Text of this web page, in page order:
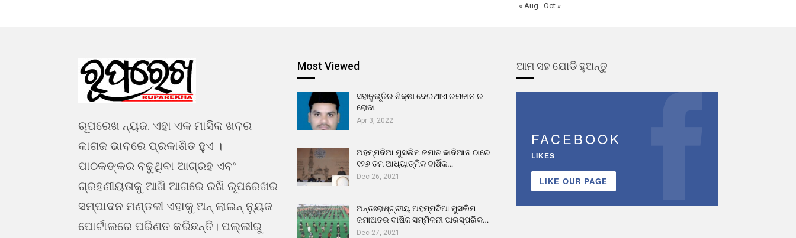
« Aug
Oct »
ରୂପରେଖ ନ୍ୟଜ. ଏହା ଏକ ମାସିକ ଖବର
କାଗଜ ଭାବରେ ପ୍ରକାଶିତ ହୁଏ ।
ପାଠକଙ୍କର ବଢୁଥିବା ଆଗ୍ରହ ଏବଂ
ଗ୍ରହଣୀୟତାକୁ ଆଖି ଆଗରେ ରଖି ରୂପରେଖର
ସମ୍ପାଦନ ମଣ୍ଡଳୀ ଏହାକୁ ଅନ୍ ଲାଇନ୍ ନ୍ୟୁଜ
ପୋର୍ଟାଲରେ ପରିଣତ କରିଛନ୍ତି। ପଲ୍ଲୀରୁ
Most Viewed
ସହାନୁଭୂତିର ଶିକ୍ଷା ଦେଇଥାଏ ରମଜାନ ର
ରୋଜା
Apr 3, 2022
ଅହମ୍ମଦିଆ ମୁସଲିମ ଜମାତ କାଦିଆନ ଠାରେ
୧୨୬ ତମ ଆଧ୍ୟାତ୍ମିକ ବାର୍ଷିକ…
Dec 26, 2021
ଅନ୍ତଃରାଷ୍ଟ୍ରୀୟ ଅହମ୍ମଦିଆ ମୁସଲିମ
ଜମାଅତର ବାର୍ଷିକ ସମ୍ମିଳନୀ ପାରସ୍ପରିକ…
Dec 27, 2021
ଆମ ସହ ଯୋଡି ହୁଅନ୍ତୁ
FACEBOOK
LIKES
LIKE OUR PAGE